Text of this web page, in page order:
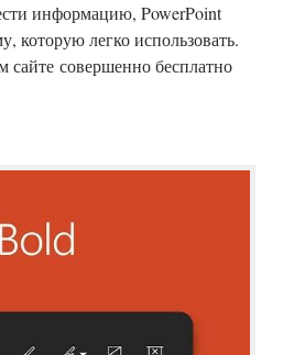
информацию, PowerPoint
которую легко использовать.
совершенно бесплатно